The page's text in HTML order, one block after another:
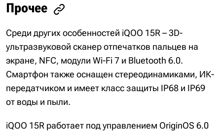
Прочее
Среди других особенностей iQOO 15R – 3D-
ультразвуковой сканер отпечатков пальцев на
экране, NFC, модули Wi-Fi 7 и Bluetooth 6.0.
Смартфон также оснащен стереодинамиками, ИК-
передатчиком и имеет класс защиты IP68 и IP69
от воды и пыли.
iQOO 15R работает под управлением OriginOS 6.0